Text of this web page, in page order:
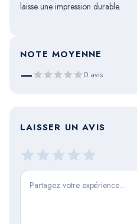
laisse une impression durable.
NOTE MOYENNE
— 0 avis
2
LAISSER UN AVIS